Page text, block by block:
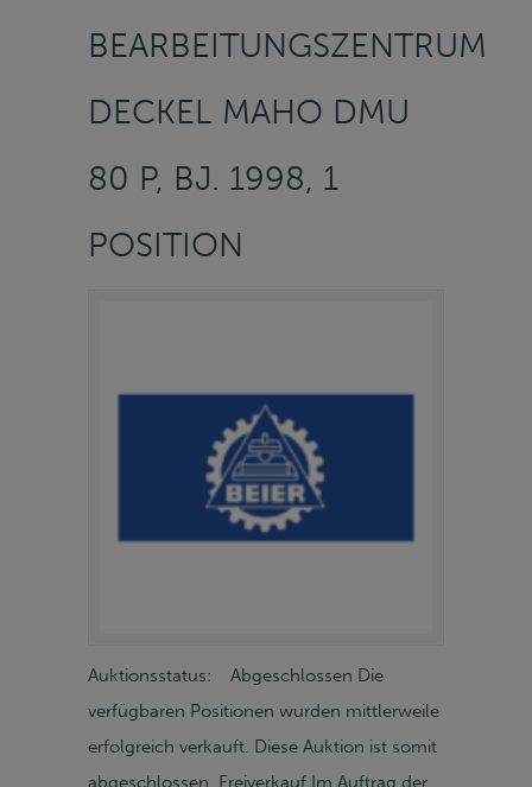
BEARBEITUNGSZENTRUM
DECKEL MAHO DMU
80 P, BJ. 1998, 1
POSITION
Auktionsstatus: Abgeschlossen Die
verfügbaren Positionen wurden mittlerweile
erfolgreich verkauft. Diese Auktion ist somit
abgeschlossen. Freiverkauf Im Auftrag der